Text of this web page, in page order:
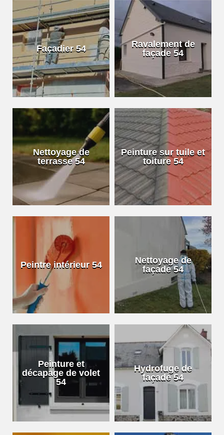
Façadier 54
Ravalement de
façade 54
Nettoyage de
terrasse 54
Peinture sur tuile et
toiture 54
Peintre intérieur 54
Nettoyage de
façade 54
Peinture et
décapage de volet
54
Hydrofuge de
façade 54